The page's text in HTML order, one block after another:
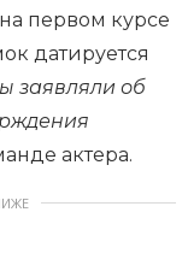
первом курсе
датируется
заявляли об
актера.